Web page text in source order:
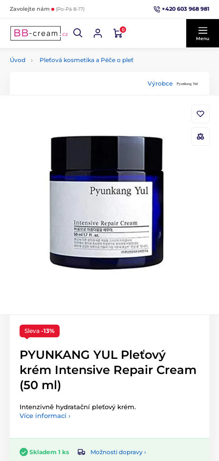
Zavolejte nám (Po-Pá 8-17) +420 603 968 981
0
Menu
Úvod Pleťová kosmetika a Péče o pleť
Výrobce
Sleva -13%
PYUNKANG YUL Pleťový
krém Intensive Repair Cream
(50 ml)
Intenzivně hydratační pleťový krém.
Více informací ›
Skladem 1 ks
Možnosti dopravy ›